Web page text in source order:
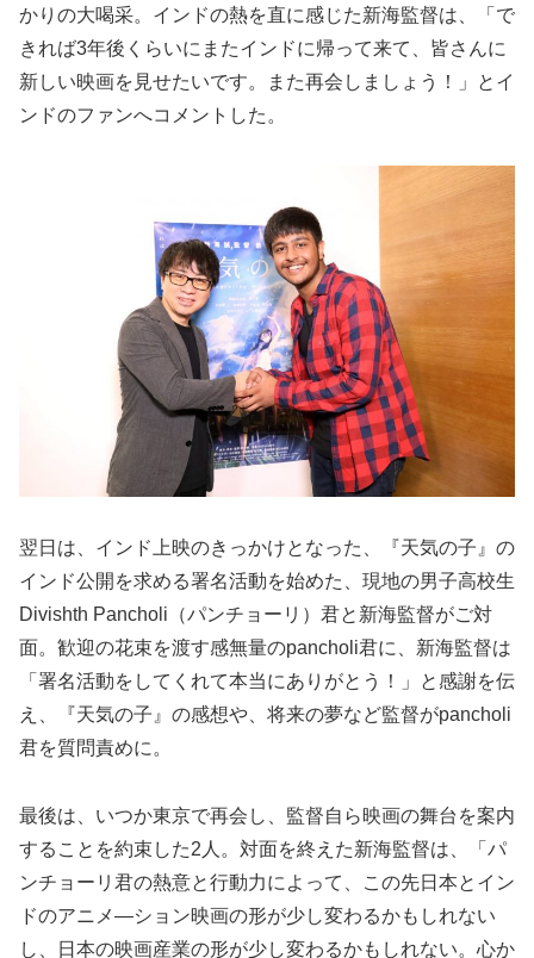
かりの大喝采。インドの熱を直に感じた新海監督は、「で
きれば3年後くらいにまたインドに帰って来て、皆さんに
新しい映画を見せたいです。また再会しましょう！」とイ
ンドのファンへコメントした。
翌日は、インド上映のきっかけとなった、『天気の子』の
インド公開を求める署名活動を始めた、現地の男子高校生
Divishth Pancholi（パンチョーリ）君と新海監督がご対
面。歓迎の花束を渡す感無量のpancholi君に、新海監督は
「署名活動をしてくれて本当にありがとう！」と感謝を伝
え、『天気の子』の感想や、将来の夢など監督がpancholi
君を質問責めに。
最後は、いつか東京で再会し、監督自ら映画の舞台を案内
することを約束した2人。対面を終えた新海監督は、「パ
ンチョーリ君の熱意と行動力によって、この先日本とイン
ドのアニメ―ション映画の形が少し変わるかもしれない
し、日本の映画産業の形が少し変わるかもしれない。心か